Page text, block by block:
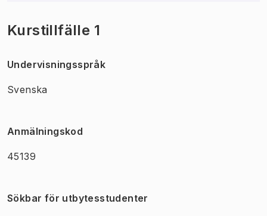
Kurstillfälle 1
Undervisningsspråk
Svenska
Anmälningskod
45139
Sökbar för utbytesstudenter